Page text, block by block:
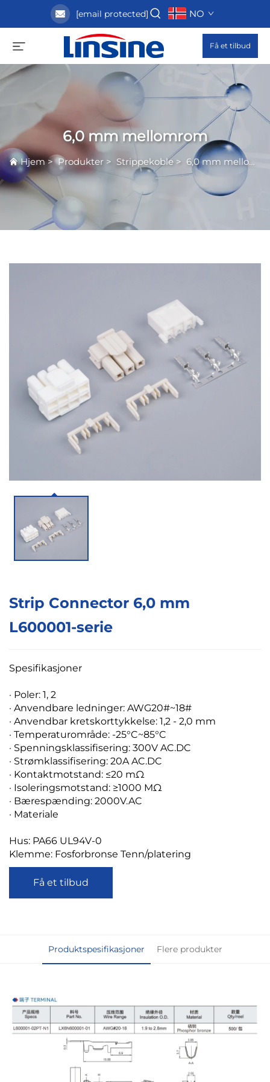
[email protected] NO
Få et tilbud
6,0 mm mellomrom
Hjem>Produkter > Strippekoble > 6,0 mm mellomrom
Strip Connector 6,0 mm
L600001-serie
Spesifikasjoner
· Poler: 1, 2
· Anvendbare ledninger: AWG20#~18#
· Anvendbar kretskorttykkelse: 1,2 - 2,0 mm
· Temperaturområde: -25°C~85°C
· Spenningsklassifisering: 300V AC.DC
· Strømklassifisering: 20A AC.DC
· Kontaktmotstand: ≤20 mΩ
· Isoleringsmotstand: ≥1000 MΩ
· Bærespænding: 2000V.AC
· Materiale
Hus: PA66 UL94V-0
Klemme: Fosforbronse Tenn/platering
Få et tilbud
Produktspesifikasjoner Flere produkter